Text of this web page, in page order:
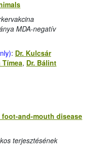
MDA-negatív
: Dr. Kulcsár
Tímea, Dr. Bálint
and-mouth disease
terjesztésének